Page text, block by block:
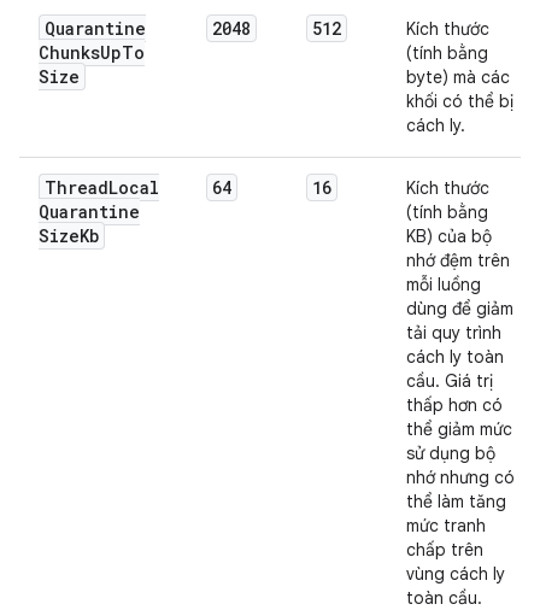
Quarantine
ChunksUpTo
Size
2048 512
Kích thước
(tính bằng
byte) mà các
khối có thể bị
cách ly.
ThreadLocal
Quarantine
SizeKb
64 16
Kích thước
(tính bằng
KB) của bộ
nhớ đệm trên
mỗi luồng
dùng để giảm
tải quy trình
cách ly toàn
cầu. Giá trị
thấp hơn có
thể giảm mức
sử dụng bộ
nhớ nhưng có
thể làm tăng
mức tranh
chấp trên
vùng cách ly
toàn cầu.